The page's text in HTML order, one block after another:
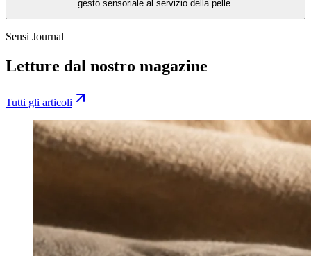
gesto sensoriale al servizio della pelle.
Sensi Journal
Letture dal nostro magazine
Tutti gli articoli